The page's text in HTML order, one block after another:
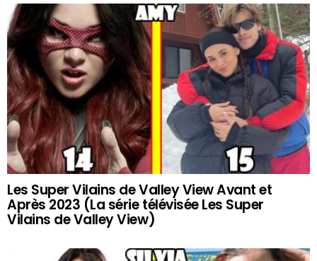
Les Super Vilains de Valley View Avant et
Après 2023 (La série télévisée Les Super
Vilains de Valley View)